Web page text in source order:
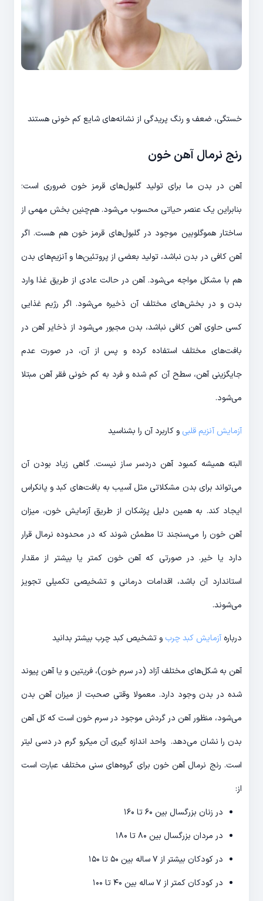
خستگی، ضعف و رنگ پریدگی از نشانه‌های شایع کم خونی هستند
رنج نرمال آهن خون
آهن در بدن ما برای تولید گلبول‌های قرمز خون ضروری است؛
بنابراین یک عنصر حیاتی محسوب می‌شود. هم‌چنین بخش مهمی از
ساختار هموگلوبین موجود در گلبول‌های قرمز خون هم هست. اگر
آهن کافی در بدن نباشد، تولید بعضی از پروتئین‌ها و آنزیم‌های بدن
هم با مشکل مواجه می‌شود. آهن در حالت عادی از طریق غذا وارد
بدن و در بخش‌های مختلف آن ذخیره می‌شود. اگر رژیم غذایی
کسی حاوی آهن کافی نباشد، بدن مجبور می‌شود از ذخایر آهن در
بافت‌های مختلف استفاده کرده و پس از آن، در صورت عدم
جایگزینی آهن، سطح آن کم شده و فرد به کم خونی فقر آهن مبتلا
می‌شود.
آزمایش آنزیم قلبی و کاربرد آن را بشناسید
البته همیشه کمبود آهن دردسر ساز نیست. گاهی زیاد بودن آن
می‌تواند برای بدن مشکلاتی مثل آسیب به بافت‌های کبد و پانکراس
ایجاد کند. به همین دلیل پزشکان از طریق آزمایش خون، میزان
آهن خون را می‌سنجند تا مطمئن شوند که در محدوده نرمال قرار
دارد یا خیر. در صورتی که آهن خون کمتر یا بیشتر از مقدار
استاندارد آن باشد، اقدامات درمانی و تشخیصی تکمیلی تجویز
می‌شوند.
درباره آزمایش کبد چرب و تشخیص کبد چرب بیشتر بدانید
آهن به شکل‌های مختلف آزاد (در سرم خون)، فریتین و یا آهن پیوند
شده در بدن وجود دارد. معمولا وقتی صحبت از میزان آهن بدن
می‌شود، منظور آهن در گردش موجود در سرم خون است که کل آهن
بدن را نشان می‌دهد. واحد اندازه گیری آن میکرو گرم در دسی لیتر
است. رنج نرمال آهن خون برای گروه‌های سنی مختلف عبارت است
از:
در زنان بزرگسال بین ۶۰ تا ۱۶۰
در مردان بزرگسال بین ۸۰ تا ۱۸۰
در کودکان بیشتر از ۷ ساله بین ۵۰ تا ۱۵۰
در کودکان کمتر از ۷ ساله بین ۴۰ تا ۱۰۰